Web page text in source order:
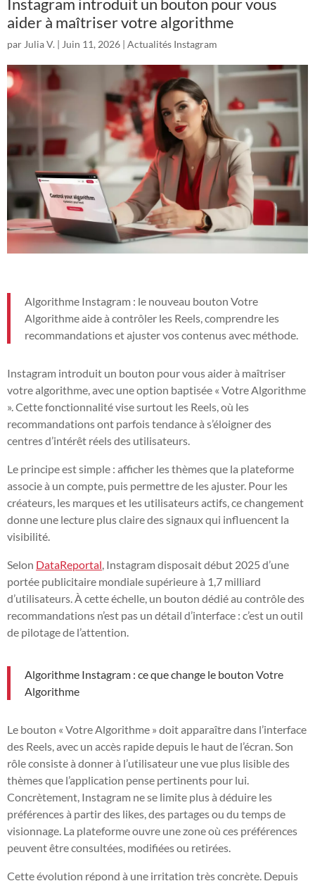
Instagram introduit un bouton pour vous
aider à maîtriser votre algorithme
par Julia V. | Juin 11, 2026 | Actualités Instagram
Algorithme Instagram : le nouveau bouton Votre
Algorithme aide à contrôler les Reels, comprendre les
recommandations et ajuster vos contenus avec méthode.
Instagram introduit un bouton pour vous aider à maîtriser
votre algorithme, avec une option baptisée « Votre Algorithme
». Cette fonctionnalité vise surtout les Reels, où les
recommandations ont parfois tendance à s’éloigner des
centres d’intérêt réels des utilisateurs.
Le principe est simple : afficher les thèmes que la plateforme
associe à un compte, puis permettre de les ajuster. Pour les
créateurs, les marques et les utilisateurs actifs, ce changement
donne une lecture plus claire des signaux qui influencent la
visibilité.
Selon DataReportal , Instagram disposait début 2025 d’une
portée publicitaire mondiale supérieure à 1,7 milliard
d’utilisateurs. À cette échelle, un bouton dédié au contrôle des
recommandations n’est pas un détail d’interface : c’est un outil
de pilotage de l’attention.
Algorithme Instagram : ce que change le bouton Votre
Algorithme
Le bouton « Votre Algorithme » doit apparaître dans l’interface
des Reels, avec un accès rapide depuis le haut de l’écran. Son
rôle consiste à donner à l’utilisateur une vue plus lisible des
thèmes que l’application pense pertinents pour lui.
Concrètement, Instagram ne se limite plus à déduire les
préférences à partir des likes, des partages ou du temps de
visionnage. La plateforme ouvre une zone où ces préférences
peuvent être consultées, modifiées ou retirées.
Cette évolution répond à une irritation très concrète. Depuis